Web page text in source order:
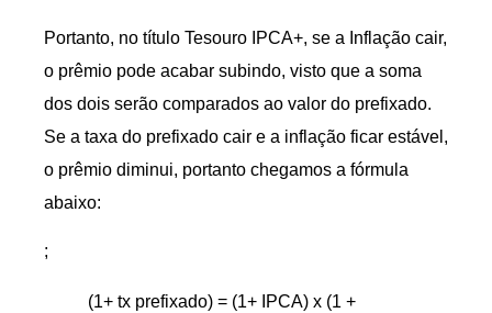
Portanto, no título Tesouro IPCA+, se a Inflação cair,
o prêmio pode acabar subindo, visto que a soma
dos dois serão comparados ao valor do prefixado.
Se a taxa do prefixado cair e a inflação ficar estável,
o prêmio diminui, portanto chegamos a fórmula
abaixo:
;
(1+ tx prefixado) = (1+ IPCA) x (1 +